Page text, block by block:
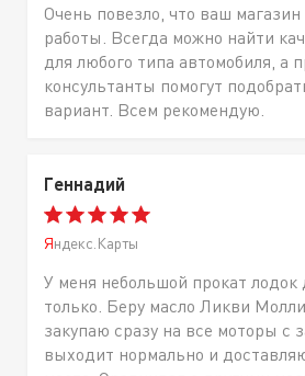
Очень повезло, что ваш
работы. Всегда можно найти
для любого типа автомобиля, а
консультанты помогут
вариант. Всем рекомендую.
Геннадий
Яндекс.Карты
У меня небольшой прокат лодок
только. Беру масло Ликви
закупаю сразу на все моторы с
выходит нормально и